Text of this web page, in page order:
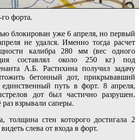
форта.
блокирован уже 6 апреля, но первый
не удался. Именно тогда расчет
калибра 280 мм (вес одного
составлял около 250 кг) под
А.Б. Растихина получил задачу
бетонный дот, прикрывавший
путь в форт. 8 апреля,
дот был частично разрушен.
взрывали саперы.
толщина стен которого достигала 2
слева от входа в форт.